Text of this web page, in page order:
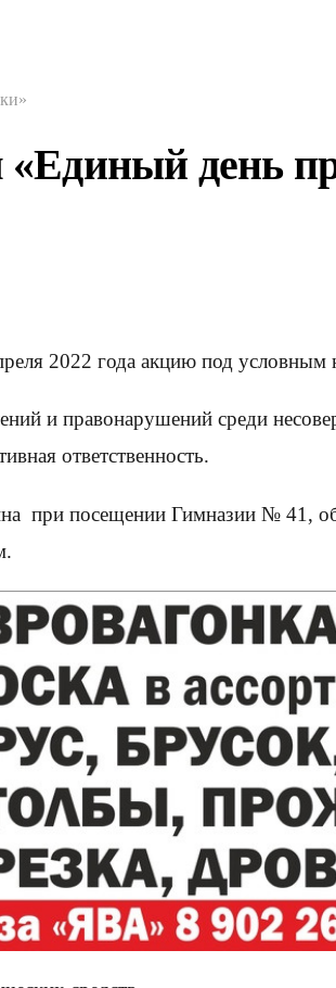
«Единый день
2022 года акцию под
и правонарушений среди
ответственность.
посещении Гимназии № 41,